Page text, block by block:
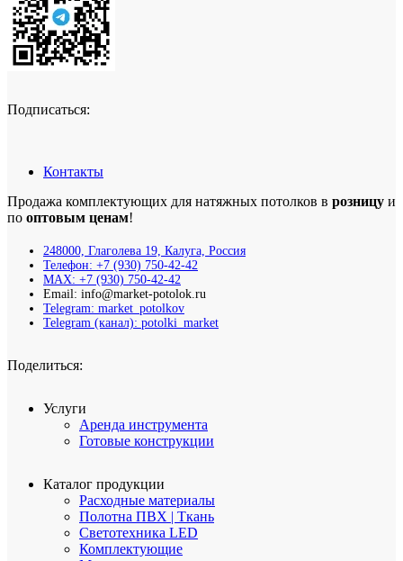
Подписаться:
Контакты
Продажа комплектующих для натяжных потолков в розницу и
по оптовым ценам!
248000, Глаголева 19, Калуга, Россия
Телефон: +7 (930) 750-42-42
MAX: +7 (930) 750-42-42
Email: info@market-potolok.ru
Telegram: market_potolkov
Telegram (канал): potolki_market
Поделиться:
Услуги
Аренда инструмента
Готовые конструкции
Каталог продукции
Расходные материалы
Полотна ПВХ | Ткань
Светотехника LED
Комплектующие